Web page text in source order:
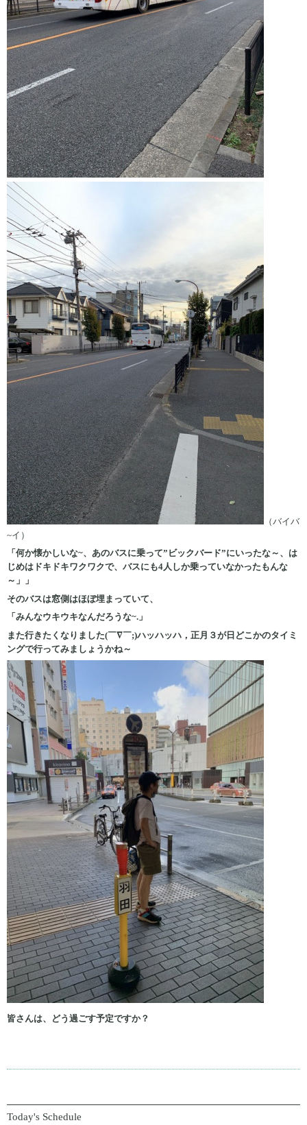
（バイバ
~イ）
「何か懐かしいな~、あのバスに乗って”ビックバード”にいったな～、は
じめはドキドキワクワクで、バスにも4人しか乗っていなかったもんな
～」」
そのバスは窓側はほぼ埋まっていて、
「みんなウキウキなんだろうな~.」
また行きたくなりました(￣∇￣;)ハッハッハ，正月３が日どこかのタイミ
ングで行ってみましょうかね～
皆さんは、どう過ごす予定ですか？
Today's Schedule